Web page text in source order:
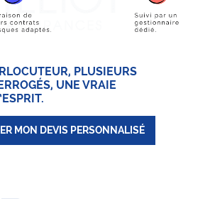
PLUSIEURS
UNE VRAIE
MON DEVIS PERSONNALISÉ